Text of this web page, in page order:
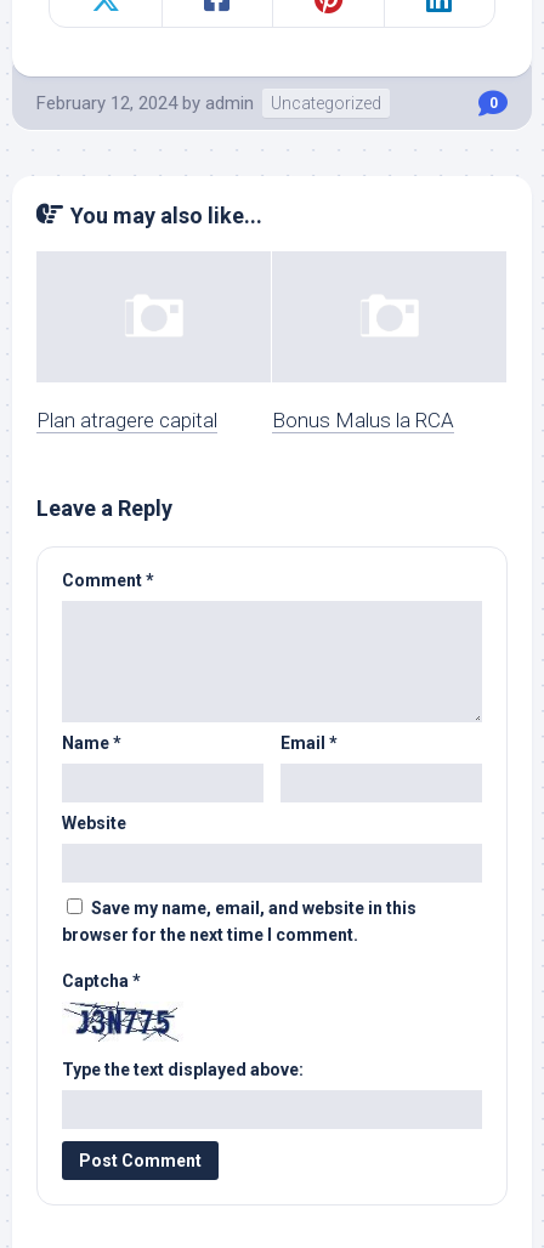
February 12, 2024 by admin Uncategorized 0
You may also like...
Plan atragere capital Bonus Malus la RCA
Leave a Reply
Comment*
Name* Email *
Website
Save my name, email, and website in this
browser for the next time I comment.
Captcha *
Type the text displayed above: